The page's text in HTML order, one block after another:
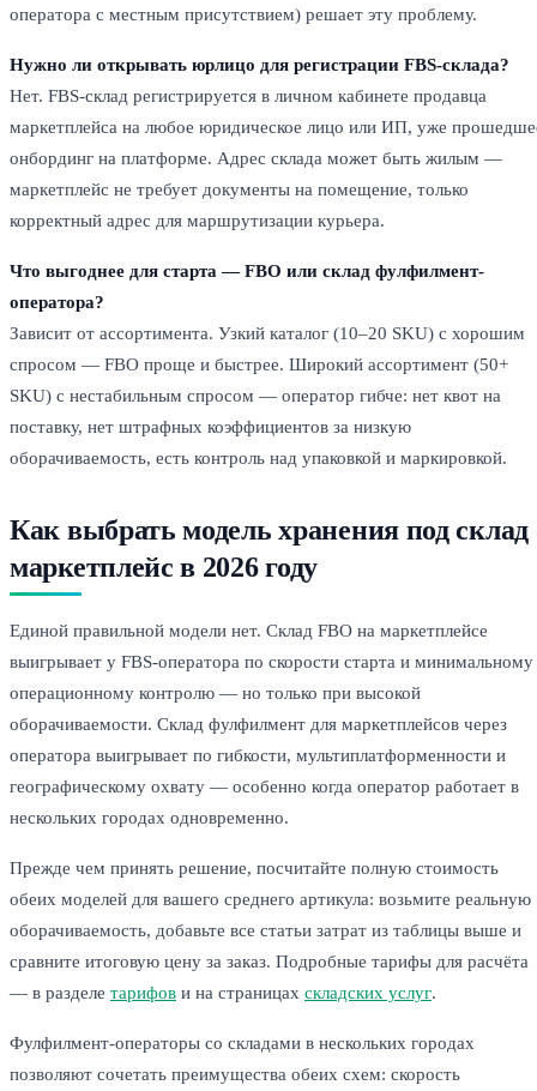
оператора с местным присутствием) решает эту проблему.
Нужно ли открывать юрлицо для регистрации FBS-склада?
Нет. FBS-склад регистрируется в личном кабинете продавца
маркетплейса на любое юридическое лицо или ИП, уже
онбординг на платформе. Адрес склада может быть жилым —
маркетплейс не требует документы на помещение, только
корректный адрес для маршрутизации курьера.
Что выгоднее для старта — FBO или склад фулфилмент-
оператора?
Зависит от ассортимента. Узкий каталог (10–20 SKU) с хорошим
спросом — FBO проще и быстрее. Широкий ассортимент (50+
SKU) с нестабильным спросом — оператор гибче: нет квот на
поставку, нет штрафных коэффициентов за низкую
оборачиваемость, есть контроль над упаковкой и маркировкой.
Как выбрать модель хранения под склад
маркетплейс в 2026 году
Единой правильной модели нет. Склад FBO на маркетплейсе
выигрывает у FBS-оператора по скорости старта и минимальному
операционному контролю — но только при высокой
оборачиваемости. Склад фулфилмент для маркетплейсов через
оператора выигрывает по гибкости, мультиплатформенности и
географическому охвату — особенно когда оператор работает в
нескольких городах одновременно.
Прежде чем принять решение, посчитайте полную стоимость
обеих моделей для вашего среднего артикула: возьмите реальную
оборачиваемость, добавьте все статьи затрат из таблицы выше и
сравните итоговую цену за заказ. Подробные тарифы для расчёта
— в разделе тарифов и на страницах складских услуг.
Фулфилмент-операторы со складами в нескольких городах
позволяют сочетать преимущества обеих схем: скорость